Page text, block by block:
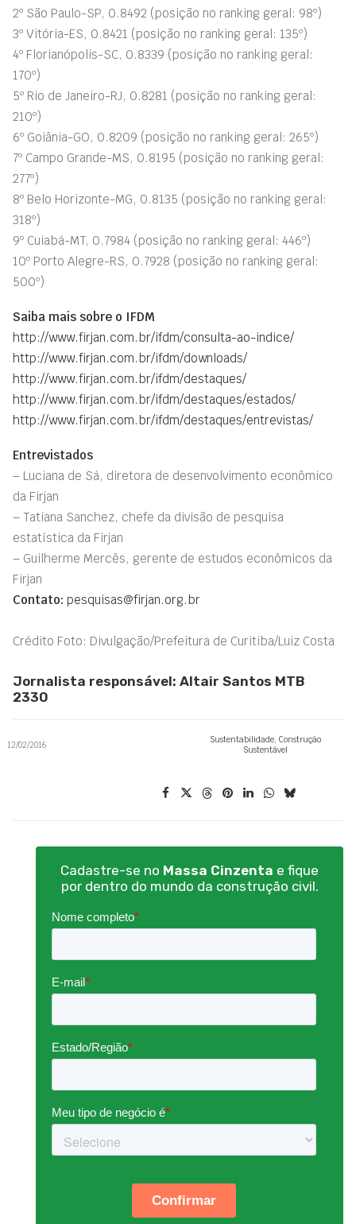
2º São Paulo-SP, 0.8492 (posição no ranking geral: 98º)
3º Vitória-ES, 0.8421 (posição no ranking geral: 135º)
4º Florianópolis-SC, 0.8339 (posição no ranking geral:
170º)
5º Rio de Janeiro-RJ, 0.8281 (posição no ranking geral:
210º)
6º Goiânia-GO, 0.8209 (posição no ranking geral: 265º)
7º Campo Grande-MS, 0.8195 (posição no ranking geral:
277º)
8º Belo Horizonte-MG, 0.8135 (posição no ranking geral:
318º)
9º Cuiabá-MT, 0.7984 (posição no ranking geral: 446º)
10º Porto Alegre-RS, 0.7928 (posição no ranking geral:
500º)
Saiba mais sobre o IFDM
http://www.firjan.com.br/ifdm/consulta-ao-indice/
http://www.firjan.com.br/ifdm/downloads/
http://www.firjan.com.br/ifdm/destaques/
http://www.firjan.com.br/ifdm/destaques/estados/
http://www.firjan.com.br/ifdm/destaques/entrevistas/
Entrevistados
– Luciana de Sá, diretora de desenvolvimento econômico
da Firjan
– Tatiana Sanchez, chefe da divisão de pesquisa
estatística da Firjan
– Guilherme Mercês, gerente de estudos econômicos da
Firjan
Contato: pesquisas@firjan.org.br
Crédito Foto: Divulgação/Prefeitura de Curitiba/Luiz Costa
Jornalista responsável: Altair Santos MTB
2330
12/02/2016 Sustentabilidade, Construção
Sustentável
Cadastre-se no Massa Cinzenta e fique
por dentro do mundo da construção civil.